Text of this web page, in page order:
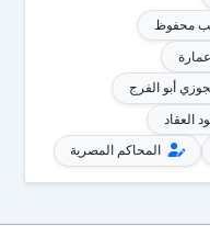
محفوظ
أبو الفرج
العقاد
المحاكم المصرية